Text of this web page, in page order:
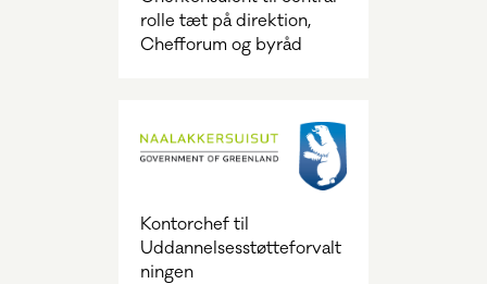
rolle tæt på direktion,
Chefforum og byråd
Kontorchef til
Uddannelsesstøtteforvalt
ningen